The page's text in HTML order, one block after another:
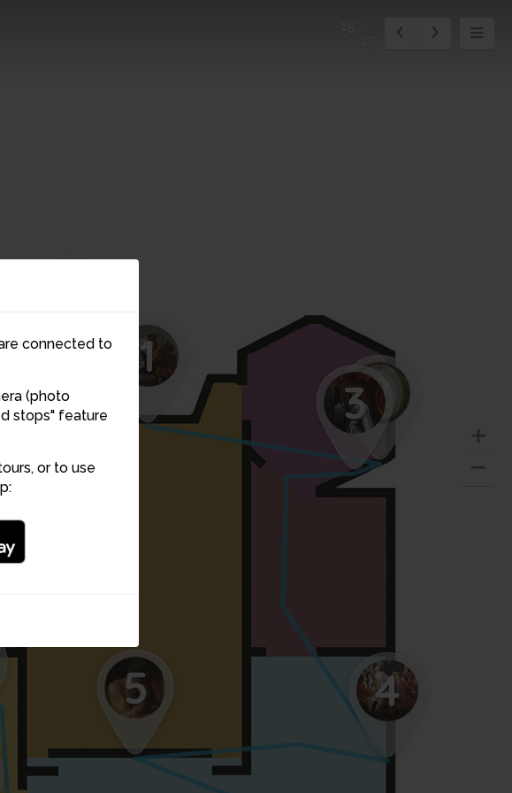
connected to
(photo
stops" feature
or to use
1
2
3
4
5